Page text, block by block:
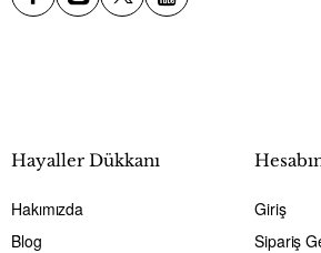
Hayaller Dükkanı
Hakımızda
Blog
Giriş
Sipariş